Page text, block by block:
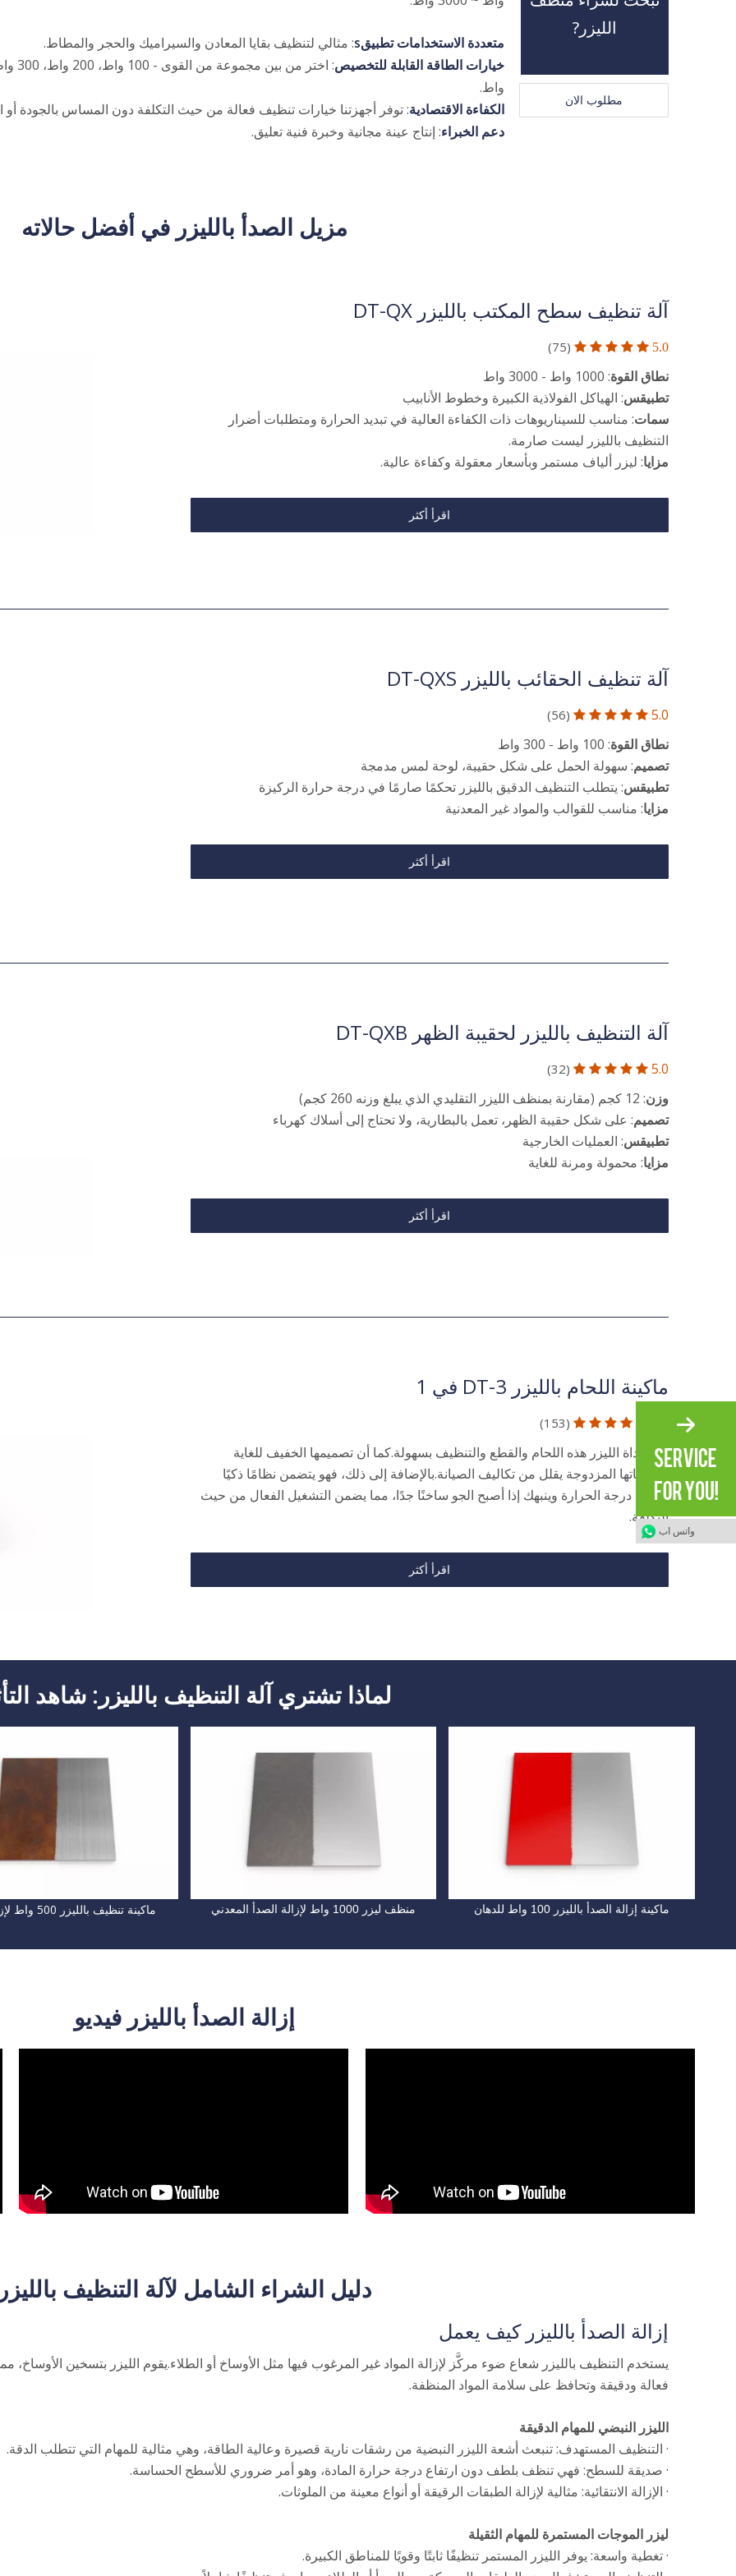
متعددة الاستخدامات تطبيقs : مثالي لتنظيف بقايا المعادن والسيراميك والحجر والمطاط.
خيارات الطاقة القابلة للتخصيص
واط.
الكفاءة الاقتصادية: توفر أجهزتنا خيارات تنظيف فعالة من حيث التكلفة دون المساس بالجودة أو
دعم الخبراء: إنتاج عينة مجانية وخبرة فنية تعليق.
الليزر ?
مطلوب الان
مزيل الصدأ بالليزر في أفضل حالاته
آلة تنظيف سطح المكتب بالليزر DT-QX
5.0 




(75)
نطاق القوة: 1000 واط - 3000 واط
تطبيقس: الهياكل الفولاذية الكبيرة وخطوط الأنابيب
سمات: مناسب للسيناريوهات ذات الكفاءة العالية في تبديد الحرارة ومتطلبات أضرار
التنظيف بالليزر ليست صارمة.
مزايا: ليزر ألياف مستمر وبأسعار معقولة وكفاءة عالية.
اقرأ أكثر
آلة تنظيف الحقائب بالليزر DT-QXS
5.0





(56)
نطاق القوة: 100 واط - 300 واط
تصميم: سهولة الحمل على شكل حقيبة، لوحة لمس مدمجة
تطبيقس: يتطلب التنظيف الدقيق بالليزر تحكمًا صارمًا في درجة حرارة الركيزة
مزايا: مناسب للقوالب والمواد غير المعدنية
اقرأ أكثر
آلة التنظيف بالليزر لحقيبة الظهر DT-QXB
5.0





(32)
وزن: 12 كجم (مقارنة بمنظف الليزر التقليدي الذي يبلغ وزنه 260 كجم)
تصميم: على شكل حقيبة الظهر، تعمل بالبطارية، ولا تحتاج إلى أسلاك كهرباء
تطبيقس: العمليات الخارجية
مزايا: محمولة ومرنة للغاية
اقرأ أكثر
ماكينة اللحام بالليزر DT-3 في 1




(153)
توفر أداة الليزر هذه اللحام والقطع والتنظيف بسهولة.كما أن تصميمها الخفيف للغاية
وعدساتها المزدوجة يقلل من تكاليف الصيانة.بالإضافة إلى ذلك، فهو يتضمن نظامًا ذكيًا
يراقب درجة الحرارة وينبهك إذا أصبح الجو ساخنًا جدًا، مما يضمن التشغيل الفعال من حيث
التكلفة.
اقرأ أكثر
لماذا تشتري آلة التنظيف بالليزر: شاهد
ماكينة إزالة الصدأ بالليزر 100 واط للدهان منظف ​​ليزر 1000 واط لإزالة الصدأ المعدني ماكينة تنظيف بالليزر 500 واط لإزالة الطلاء
إزالة الصدأ بالليزر فيديو
دليل الشراء الشامل لآلة التنظيف
إزالة الصدأ بالليزر كيف يعمل
يستخدم التنظيف بالليزر شعاع ضوء مركَّز لإزالة المواد غير المرغوب فيها مثل الأوساخ أو الطلاء.يقوم الليزر بتسخين الأوساخ،
فعالة ودقيقة وتحافظ على سلامة المواد المنظفة.
الليزر النبضي للمهام الدقيقة
· التنظيف المستهدف: تنبعث أشعة الليزر النبضية من رشقات نارية قصيرة وعالية الطاقة، وهي مثالية للمهام التي تتطلب الدقة.
· صديقة للسطح: فهي تنظف بلطف دون ارتفاع درجة حرارة المادة، وهو أمر ضروري للأسطح الحساسة.
· الإزالة الانتقائية: مثالية لإزالة الطبقات الرقيقة أو أنواع معينة من الملوثات.
ليزر الموجات المستمرة للمهام الثقيلة
· تغطية واسعة: يوفر الليزر المستمر تنظيفًا ثابتًا وقويًا للمناطق الكبيرة.
واتس اب